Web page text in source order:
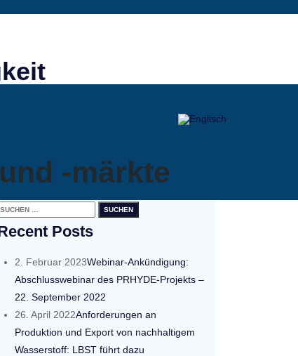
-märkte
Suchen
Posts
2. Februar 2023Webinar-Ankündigung:
Abschlusswebinar des PRHYDE-Projekts –
22. September 2022
26. April 2022Anforderungen an
Produktion und Export von nachhaltigem
Wasserstoff: LBST führt dazu